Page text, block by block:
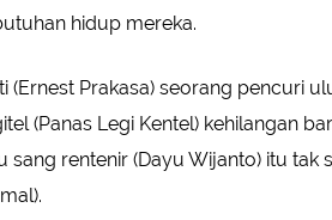
hidup mereka.
(Ernest Prakasa) seorang pencuri
(Panas Legi Kentel) kehilangan
sang rentenir (Dayu Wijanto) itu